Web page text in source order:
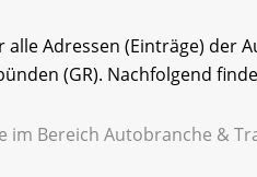
alle Adressen (Einträge) der
(GR). Nachfolgend
im Bereich Autobranche &